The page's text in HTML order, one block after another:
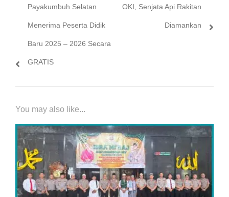
Payakumbuh Selatan
Menerima Peserta Didik
Baru 2025 – 2026 Secara
GRATIS
OKI, Senjata Api Rakitan
Diamankan
You may also like...